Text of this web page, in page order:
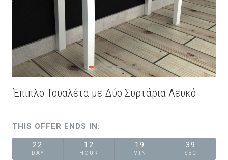
Έπιπλο Τουαλέτα με Δύο Συρτάρια Λευκό
THIS OFFER ENDS IN:
22
DAY
12
HOUR
19
MIN
39
SEC